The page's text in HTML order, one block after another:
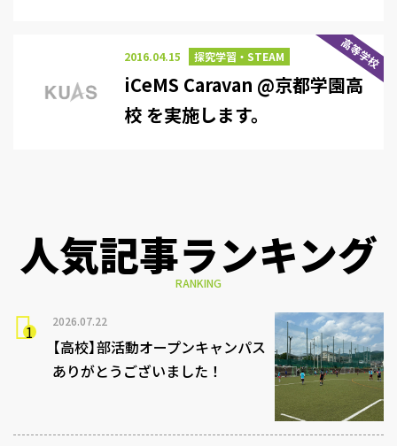
高等学校
2016.04.15 探究学習・STEAM
iCeMS Caravan @京都学園高
校 を実施します。
人気記事ランキング
RANKING
2026.07.22
【高校】部活動オープンキャンパス
ありがとうございました！